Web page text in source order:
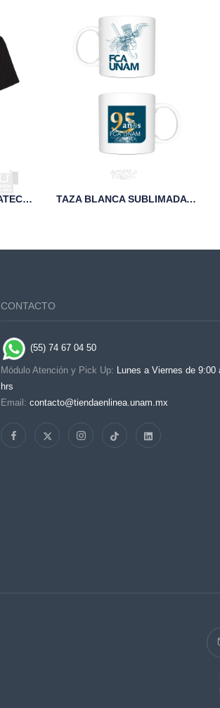
PLAYERA NEGRA YACATECUHTLI FCA UNAM TAZA BLANCA SUBLIMADA FCA 95 ANIVERSARIO
CONTACTO
(55) 74 67 04 50
Módulo Atención y Pick Up: Lunes a Viernes de 9:00
hrs
Email: contacto@tiendaenlinea.unam.mx